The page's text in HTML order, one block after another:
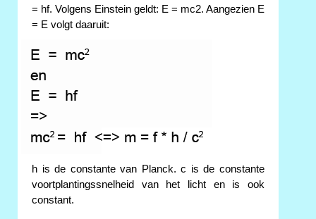
= hf. Volgens Einstein geldt: E = mc2. Aangezien E
= E volgt daaruit:
h is de constante van Planck. c is de constante
voortplantingssnelheid van het licht en is ook
constant.